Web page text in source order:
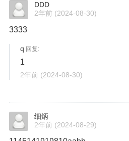
DDD
2年前 (2024-08-30)
3333
q 回复:
1
2年前 (2024-08-30)
细炳
2年前 (2024-08-29)